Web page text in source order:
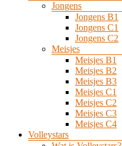
Jongens
Jongens B1
Jongens C1
Jongens C2
Meisjes
Meisjes B1
Meisjes B2
Meisjes B3
Meisjes C1
Meisjes C2
Meisjes C3
Meisjes C4
Volleystars